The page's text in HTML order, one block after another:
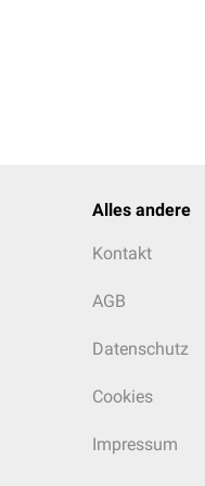
Alles andere
Kontakt
AGB
Datenschutz
Cookies
Impressum